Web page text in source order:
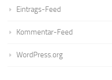
Eintrags-Feed
Kommentar-Feed
WordPress.org